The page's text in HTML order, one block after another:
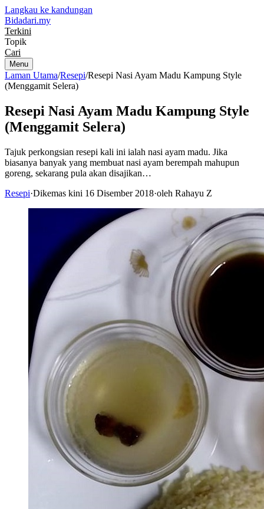
Langkau ke kandungan
Bidadari.my
Terkini
Topik
Cari
Menu
Laman Utama/Resepi/Resepi Nasi Ayam Madu Kampung Style
(Menggamit Selera)
Resepi Nasi Ayam Madu Kampung Style
(Menggamit Selera)
Tajuk perkongsian resepi kali ini ialah nasi ayam madu. Jika
biasanya banyak yang membuat nasi ayam berempah mahupun
goreng, sekarang pula akan disajikan…
Resepi·Dikemas kini 16 Disember 2018·oleh Rahayu Z